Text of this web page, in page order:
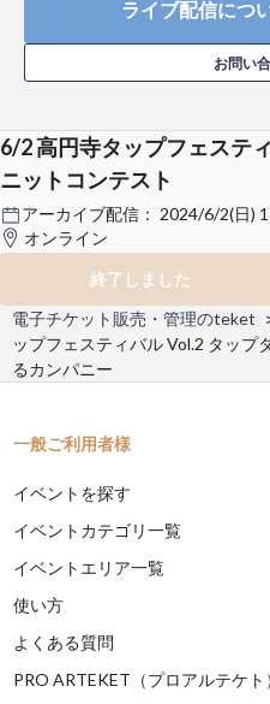
ライブ配信につ
お問い
6/2 高円寺タップフェステ
ニットコンテスト
アーカイブ配信： 2024/6/2(日)
オンライン
終了しました
電子チケット販売・管理のteket
ップフェスティバル Vol.2 タップ
るカンパニー
一般ご利用者様
イベントを探す
イベントカテゴリ一覧
イベントエリア一覧
使い方
よくある質問
PRO ARTEKET（プロアルテケト